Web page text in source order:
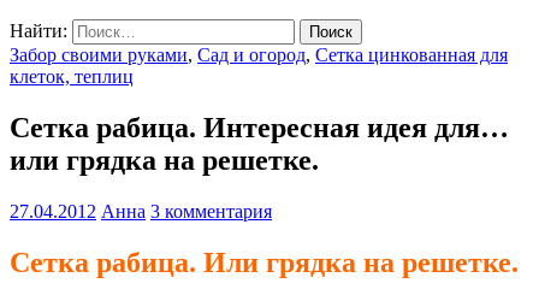
Найти:
Забор своими руками, Сад и огород, Сетка цинкованная для
клеток, теплиц
Сетка рабица. Интересная идея для…
или грядка на решетке.
27.04.2012 Анна 3 комментария
Сетка рабица. Или грядка на решетке.